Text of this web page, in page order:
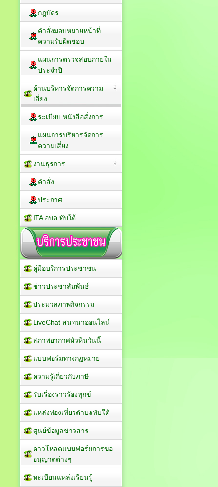
ระเบียบ หนังสือสั่งการ
กฎบัตร
คำสั่งมอบหมายหน้าที่
ความรับผิดชอบ
แผนการตรวจสอบภายใน
ประจำปี
ด้านบริหารจัดการความ
เสี่ยง
ระเบียบ หนังสือสั่งการ
แผนการบริหารจัดการ
ความเสี่ยง
งานธุรการ
คำสั่ง
ประกาศ
ITA อบต.ทับใต้
คู่มือบริการประชาชน
ข่าวประชาสัมพันธ์
ประมวลภาพกิจกรรม
LiveChat สนทนาออนไลน์
สภาพอากาศหัวหินวันนี้
แบบฟอร์มทางกฏหมาย
ความรู้เกี่ยวกับภาษี
รับเรื่องราวร้องทุกข์
แหล่งท่องเที่ยวตำบลทับใต้
ศูนย์ข้อมูลข่าวสาร
ดาวโหลดแบบฟอร์มการขอ
อนุญาตต่างๆ